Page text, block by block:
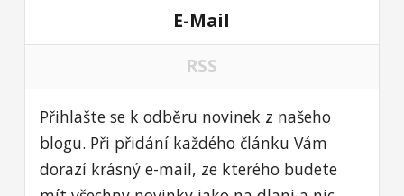
E-Mail
RSS
Přihlašte se k odběru novinek z našeho
blogu. Při přidání každého článku Vám
dorazí krásný e-mail, ze kterého budete